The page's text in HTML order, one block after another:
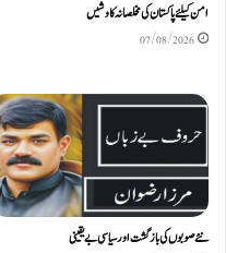
امن کیلئے پاکستان کی مخلصانہ کاوشیں
07/08/2026
نئے صوبوں کی بازگشت اور سیاسی بے یقینی